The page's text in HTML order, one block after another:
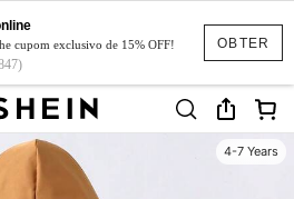
OBTER
cupom exclusivo de 15% OFF!
4-7 Years